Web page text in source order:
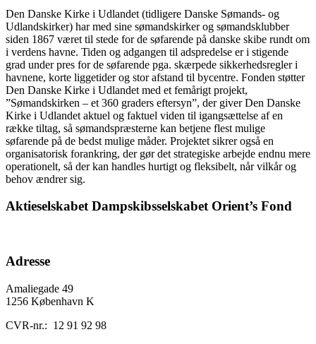
Den Danske Kirke i Udlandet (tidligere Danske Sømands- og
Udlandskirker) har med sine sømandskirker og sømandsklubber
siden 1867 været til stede for de søfarende på danske skibe rundt om
i verdens havne. Tiden og adgangen til adspredelse er i stigende
grad under pres for de søfarende pga. skærpede sikkerhedsregler i
havnene, korte liggetider og stor afstand til bycentre. Fonden støtter
Den Danske Kirke i Udlandet med et femårigt projekt,
”Sømandskirken – et 360 graders eftersyn”, der giver Den Danske
Kirke i Udlandet aktuel og faktuel viden til igangsættelse af en
række tiltag, så sømandspræsterne kan betjene flest mulige
søfarende på de bedst mulige måder. Projektet sikrer også en
organisatorisk forankring, der gør det strategiske arbejde endnu mere
operationelt, så der kan handles hurtigt og fleksibelt, når vilkår og
behov ændrer sig.
Aktieselskabet Dampskibsselskabet Orient’s Fond
Adresse
Amaliegade 49
1256 København K
CVR-nr.: 12 91 92 98